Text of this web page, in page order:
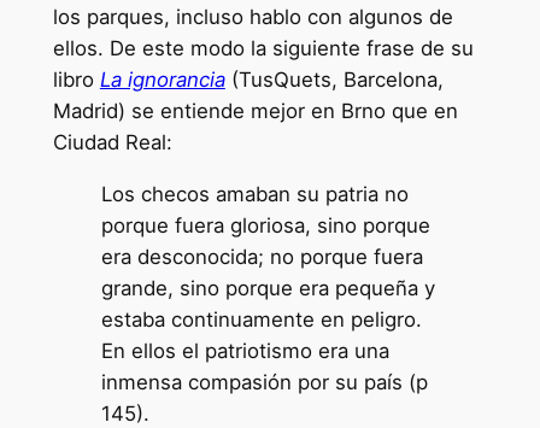
los parques, incluso hablo con algunos de
ellos. De este modo la siguiente frase de su
libro La ignorancia(TusQuets, Barcelona,
Madrid) se entiende mejor en Brno que en
Ciudad Real:
Los checos amaban su patria no
porque fuera gloriosa, sino porque
era desconocida; no porque fuera
grande, sino porque era pequeña y
estaba continuamente en peligro.
En ellos el patriotismo era una
inmensa compasión por su país (p
145).